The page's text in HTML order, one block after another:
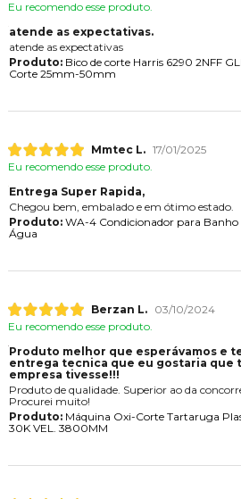
Eu recomendo esse produto.
atende as expectativas.
atende as expectativas
Produto:Bico de corte Harris 6290 2NFF
Corte 25mm-50mm
Mmtec L. 17/01/2025
Eu recomendo esse produto.
Entrega Super Rapida,
Chegou bem, embalado e em ótimo estado.
Produto:WA-4 Condicionador para Banho
Água
Berzan L.
03/10/2024
Eu recomendo esse produto.
Produto melhor que esperávamos e
entrega tecnica que eu gostaria que
empresa tivesse!!!
Produto de qualidade. Superior ao da
Procurei muito!
Produto:Máquina Oxi-Corte Tartaruga
30K VEL. 3800MM